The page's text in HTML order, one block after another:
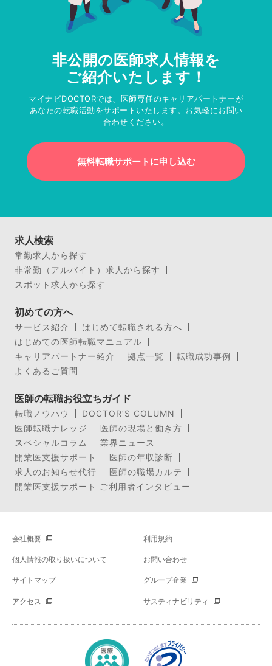
非公開の医師求人情報を
ご紹介いたします！
マイナビDOCTORでは、医師専任のキャリアパートナーが
あなたの転職活動をサポートいたします。お気軽にお問い
合わせください。
無料転職サポートに申し込む
求人検索
常勤求人から探す
非常勤（アルバイト）求人から探す
スポット求人から探す
初めての方へ
サービス紹介
はじめて転職される方へ
はじめての医師転職マニュアル
キャリアパートナー紹介
拠点一覧
転職成功事例
よくあるご質問
医師の転職お役立ちガイド
転職ノウハウ
DOCTOR’S COLUMN
医師転職ナレッジ
医師の現場と働き方
スペシャルコラム
業界ニュース
開業医支援サポート
医師の年収診断
求人のお知らせ代行
医師の職場カルテ
開業医支援サポート ご利用者インタビュー
会社概要 利用規約
個人情報の取り扱いについて お問い合わせ
サイトマップ グループ企業
アクセス サスティナビリティ